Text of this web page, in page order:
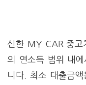
신한 MY CAR 중고
의 연소득 범위 내
니다. 최소 대출금